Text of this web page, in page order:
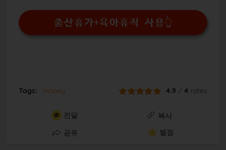
출산휴가+육아휴직 사용👆
Tags: money 4.9 / 4 rates
전달
복사
공유
별점